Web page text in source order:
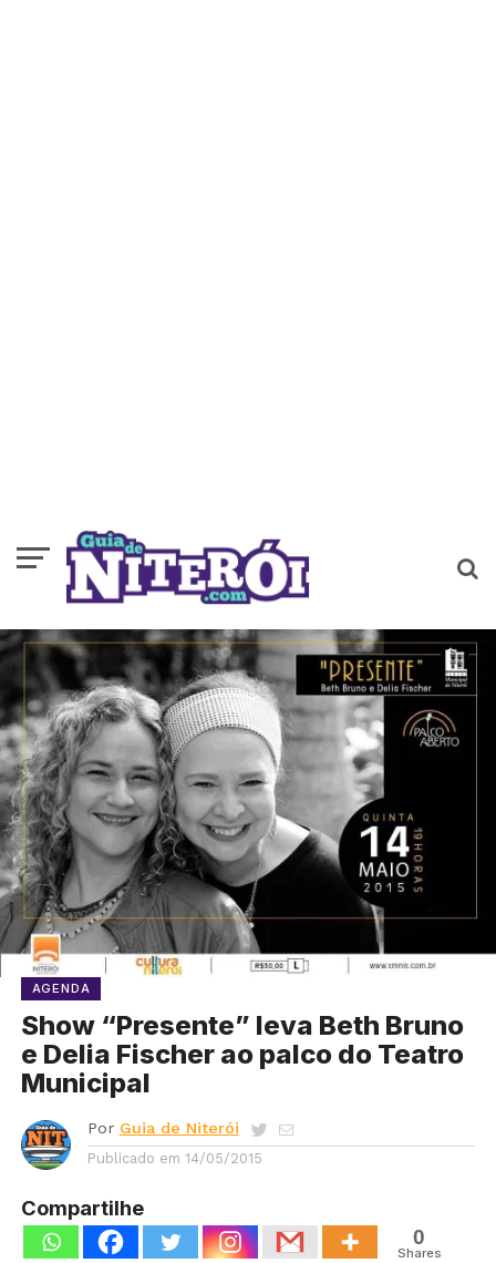
AGENDA
Show “Presente” leva Beth Bruno
e Delia Fischer ao palco do Teatro
Municipal
Por Guia de Niterói
Publicado em 14/05/2015
Compartilhe
0
Shares